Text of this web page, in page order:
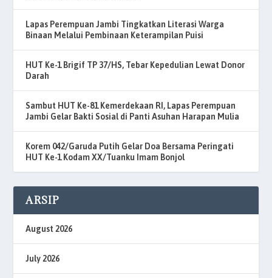
Lapas Perempuan Jambi Tingkatkan Literasi Warga
Binaan Melalui Pembinaan Keterampilan Puisi
HUT Ke-1 Brigif TP 37/HS, Tebar Kepedulian Lewat Donor
Darah
Sambut HUT Ke-81 Kemerdekaan RI, Lapas Perempuan
Jambi Gelar Bakti Sosial di Panti Asuhan Harapan Mulia
Korem 042/Garuda Putih Gelar Doa Bersama Peringati
HUT Ke-1 Kodam XX/Tuanku Imam Bonjol
ARSIP
August 2026
July 2026